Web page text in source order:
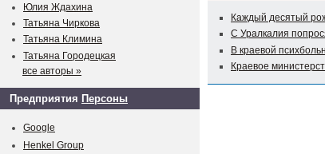
Каждый десятый
С Уралкалия
В краевой
Краевое
Юлия Ждахина
Татьяна Чиркова
Татьяна Климина
Татьяна Городецкая
все авторы »
Предприятия Персоны
Google
Henkel Group